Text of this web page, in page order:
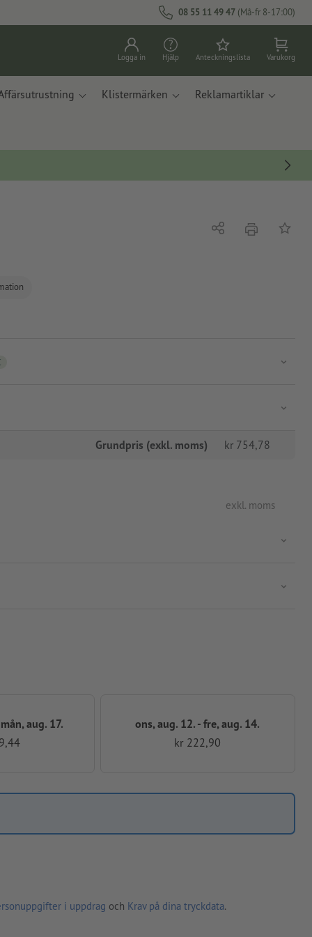
08 55 11 49 47 (Må-fr 8-17:00)
Logga in Hjälp Anteckningslista Varukorg
Klistermärken Reklamartiklar
Dela erbjudande
På
Grundpris (exkl. moms) kr 754,78
exkl. moms
aug. 17.
ons, aug. 12. - fre, aug. 14.
kr 222,90
i uppdrag och Krav på dina tryckdata.